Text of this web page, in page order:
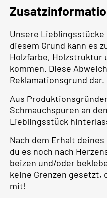
Unsere
diesem Grund kann es
Holzfarbe, Holzstruktur
kommen. Diese
Reklamationsgrund dar.
Aus
Schmauchspuren an
Lieblingsstück
Nach dem Erhalt
du es noch nach
beizen und/oder
keine Grenzen gesetzt,
mit!